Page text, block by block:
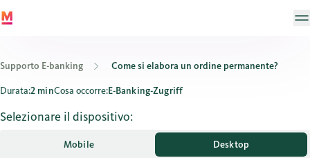
Supporto E-banking Come si elabora un ordine permanente?
Come si elabora un ordine permanente?
Durata:2 minCosa occorre:E-Banking-Zugriff
Selezionare il dispositivo:
Mobile Desktop